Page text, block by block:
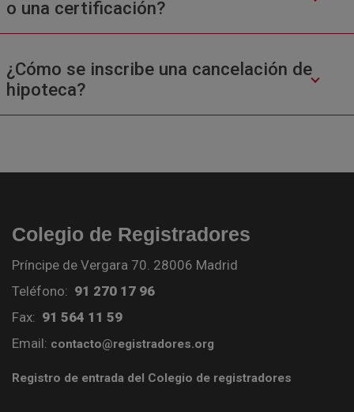
o una certificación?
¿Cómo se inscribe una cancelación de
hipoteca?
Colegio de Registradores
Príncipe de Vergara 70. 28006 Madrid
Teléfono: 91 270 17 96
Fax: 91 564 11 59
Email: contacto@registradores.org
Registro de entrada del Colegio de registradores